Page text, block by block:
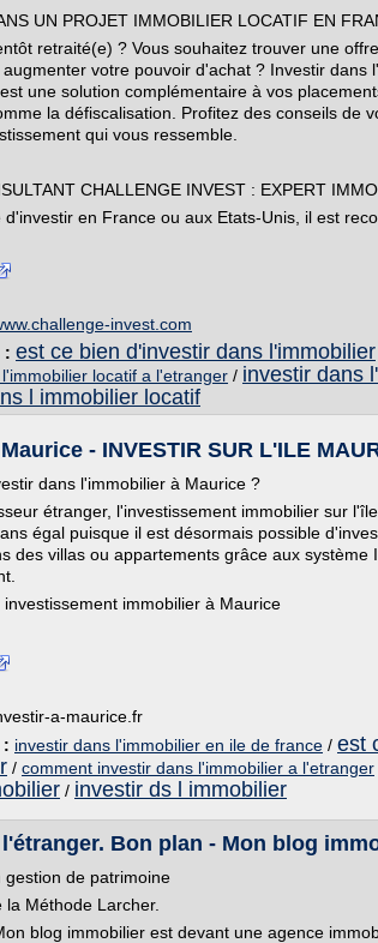
UN PROJET IMMOBILIER LOCATIF EN
retraité(e) ? Vous souhaitez trouver une
augmenter votre pouvoir d'achat ? Investir dans
une solution complémentaire à vos
la défiscalisation. Profitez des conseils de
qui vous ressemble.
CHALLENGE INVEST : EXPERT
d'investir en France ou aux Etats-Unis, il est
invest.com
: est ce bien d'investir dans l'immobilier
locatif a l'etranger / investir dans
l immobilier locatif
- INVESTIR SUR L'ILE
dans l'immobilier à Maurice ?
étranger, l'investissement immobilier sur
égal puisque il est désormais possible
des villas ou appartements grâce aux système
investissement immobilier à Maurice
a-maurice.fr
: investir dans l'immobilier en ile de france / est
/ comment investir dans l'immobilier a l'etranger
/ investir ds l immobilier
Bon plan - Mon blog
gestion de patrimoine
la Méthode Larcher.
blog immobilier est devant une agence